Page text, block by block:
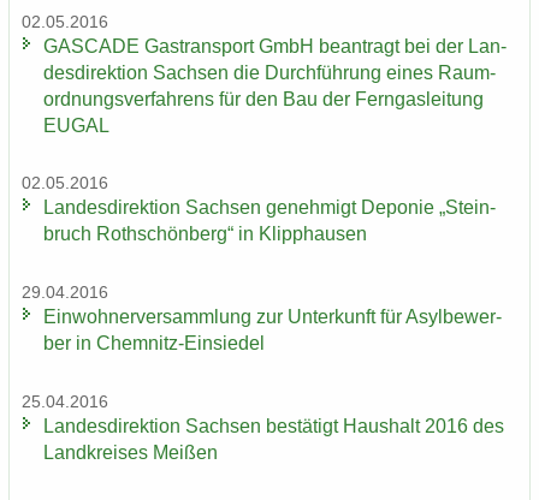
02.05.2016
GAS­CA­DE Gas­trans­port GmbH be­an­tragt bei der Lan­
des­di­rek­ti­on Sach­sen die Durch­füh­rung eines Raum­
ord­nungs­ver­fah­rens für den Bau der Fern­gas­lei­tung
EUGAL
02.05.2016
Lan­des­di­rek­ti­on Sach­sen ge­neh­migt De­po­nie „Stein­
bruch Roth­schön­berg“ in Klipp­hau­sen
29.04.2016
Ein­woh­ner­ver­samm­lung zur Un­ter­kunft für Asyl­be­wer­
ber in Chemnitz-​Einsiedel
25.04.2016
Lan­des­di­rek­ti­on Sach­sen be­stä­tigt Haus­halt 2016 des
Land­krei­ses Mei­ßen